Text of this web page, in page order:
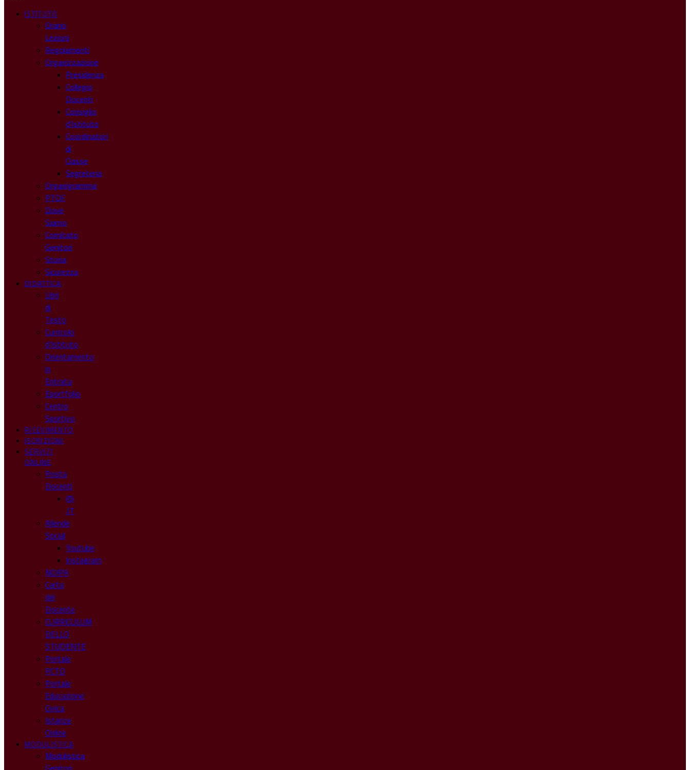
ISTITUTO
Orario
Lezioni
Regolamenti
Organizzazione
Presidenza
Collegio
Docenti
Consiglio
d’Istituto
Coordinatori
di
Classe
Segreteria
Organigramma
PTOF
Dove
Siamo
Comitato
Genitori
Storia
Sicurezza
DIDATTICA
Libri
di
Testo
Curricolo
d’Istituto
Orientamento
in
Entrata
Eportfolio
Centro
Sportivo
RICEVIMENTO
ISCRIZIONI
SERVIZI
ONLINE
Posta
Docenti
@
.IT
Allende
Social
Youtube
Instagram
NOIPA
Carta
del
Docente
CURRICULUM
DELLO
STUDENTE
Portale
PCTO
Portale
Educazione
Civica
Istanze
Online
MODULISTICA
Modulistica